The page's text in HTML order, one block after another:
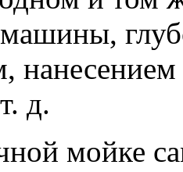
д.
мойке